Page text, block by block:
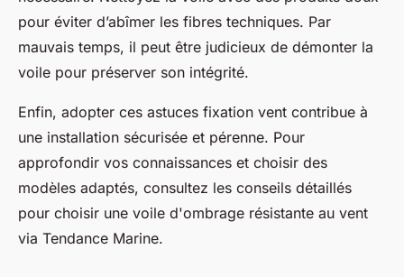
pour éviter d’abîmer les fibres techniques. Par
mauvais temps, il peut être judicieux de démonter la
voile pour préserver son intégrité.
Enfin, adopter ces astuces fixation vent contribue à
une installation sécurisée et pérenne. Pour
approfondir vos connaissances et choisir des
modèles adaptés, consultez les conseils détaillés
pour choisir une voile d'ombrage résistante au vent
via Tendance Marine.